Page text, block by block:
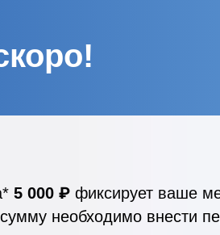
5 000 ₽фиксирует ваше
необходимо внести